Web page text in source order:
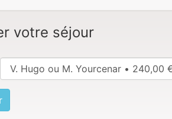
votre séjour